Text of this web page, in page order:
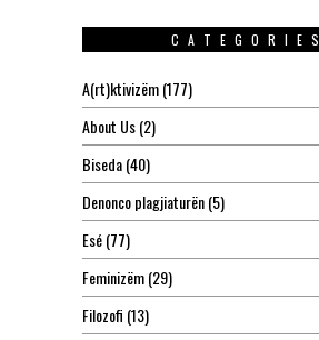
CATEGORIES
A(rt)ktivizëm(177)
About Us(2)
Biseda(40)
Denonco plagjiaturën(5)
Esé(77)
Feminizëm(29)
Filozofi (13)